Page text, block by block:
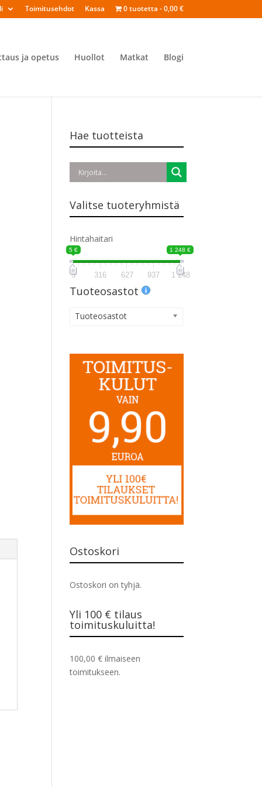
Toimitusehdot Kassa 0 tuotetta 0,00 €
ja opetus Huollot Matkat Blogi
Hae tuotteista
Valitse tuoteryhmistä
Hintahaitari
5 € 1 248 €
5 316 627 937 1 248
Tuoteosastot
Tuoteosastot
Ostoskori
Ostoskori on tyhjä.
Yli 100 € tilaus
toimituskuluitta!
100,00€ ilmaiseen
toimitukseen.